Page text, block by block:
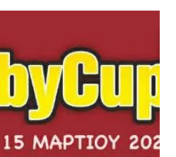
GREECE -CYPRUS
του συλλόγου μας στον Πανελλήνιο
Σύγχρονου χορού! Με 10 συμμετοχές
η ομάδα χορού του συλλόγου απέσπασε
και 2 τρίτες θέσεις!!!